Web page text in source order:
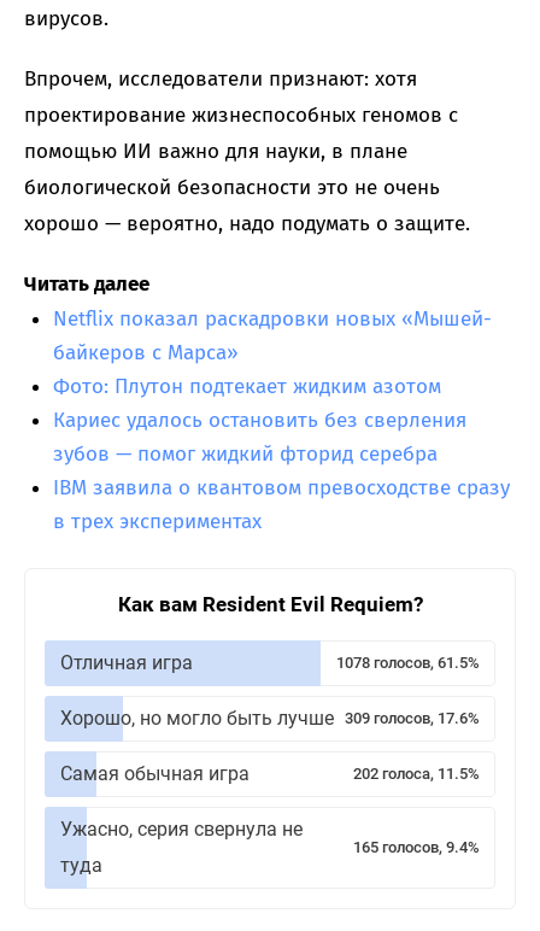
вирусов.
Впрочем, исследователи признают: хотя
проектирование жизнеспособных геномов с
помощью ИИ важно для науки, в плане
биологической безопасности это не очень
хорошо — вероятно, надо подумать о защите.
Читать далее
Netflix показал раскадровки новых «Мышей-
байкеров с Марса»
Фото: Плутон подтекает жидким азотом
Кариес удалось остановить без сверления
зубов — помог жидкий фторид серебра
IBM заявила о квантовом превосходстве сразу
в трех экспериментах
Как вам Resident Evil Requiem?
Отличная игра 1078 голосов, 61.5%
Хорошо, но могло быть лучше 309 голосов, 17.6%
Самая обычная игра 202 голоса, 11.5%
Ужасно, серия свернула не
туда
165 голосов, 9.4%